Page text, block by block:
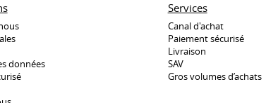
données
Services
Canal d'achat
Paiement sécurisé
Livraison
SAV
Gros volumes d’achats